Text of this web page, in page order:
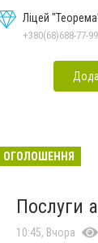
Ліцей
+380(68)688-77-99
ОГОЛОШЕННЯ
Послуги
10:45, Вчора